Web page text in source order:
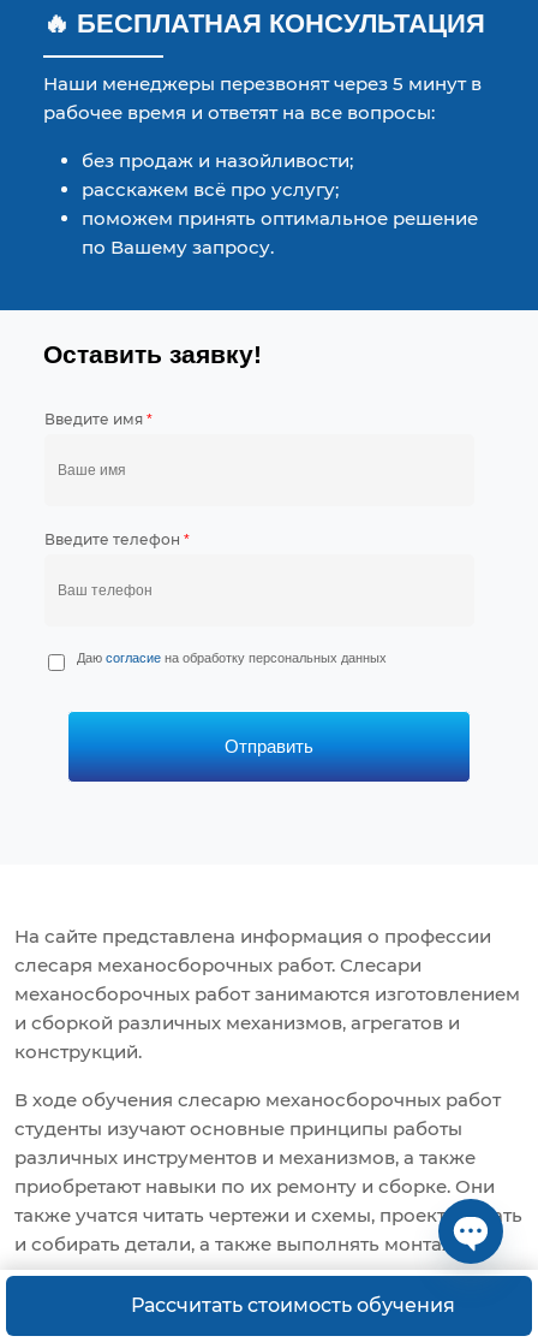
🔥 БЕСПЛАТНАЯ КОНСУЛЬТАЦИЯ
Наши менеджеры перезвонят через 5 минут в
рабочее время и ответят на все вопросы:
без продаж и назойливости;
расскажем всё про услугу;
поможем принять оптимальное решение
по Вашему запросу.
Оставить заявку!
Введите имя *
Введите телефон *
П
е
Даю согласиена обработку персональных данных
Отправить
На сайте представлена информация о профессии
слесаря механосборочных работ. Слесари
механосборочных работ занимаются изготовлением
и сборкой различных механизмов, агрегатов и
конструкций.
В ходе обучения слесарю механосборочных работ
студенты изучают основные принципы работы
различных инструментов и механизмов, а также
приобретают навыки по их ремонту и сборке. Они
также учатся читать чертежи и схемы, проектировать
и собирать детали, а также выполнять монтаж и
наладку различных узлов и агрегатов.
Open
Рассчитать стоимость обучения